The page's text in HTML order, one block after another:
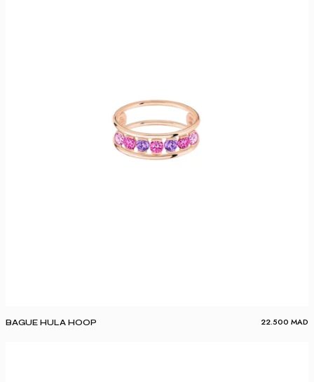
BAGUE HULA HOOP 22.500 MAD